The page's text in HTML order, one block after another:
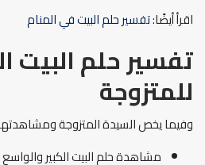
اقرأ أيضًا:تفسير حلم البيت في المنام
تفسير حلم البيت
للمتزوجة
وفيما يخص السيدة المتزوجة ومشاهدتها
مشاهدة حلم البيت الكبير